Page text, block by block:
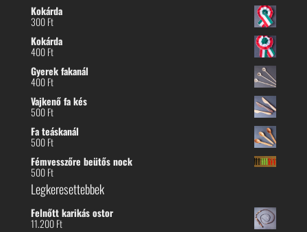
Kokárda
300Ft
Kokárda
400Ft
Gyerek fakanál
400Ft
Vajkenő fa kés
500Ft
Fa teáskanál
500Ft
Fémvesszőre beütős nock
500Ft
Legkeresettebbek
Felnőtt karikás ostor
11.200Ft